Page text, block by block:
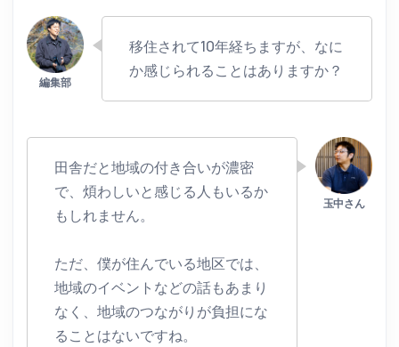
移住されて10年経ちますが、なに
か感じられることはありますか？
田舎だと地域の付き合いが濃密
で、煩わしいと感じる人もいるか
もしれません。
ただ、僕が住んでいる地区では、
地域のイベントなどの話もあまり
なく、地域のつながりが負担にな
ることはないですね。